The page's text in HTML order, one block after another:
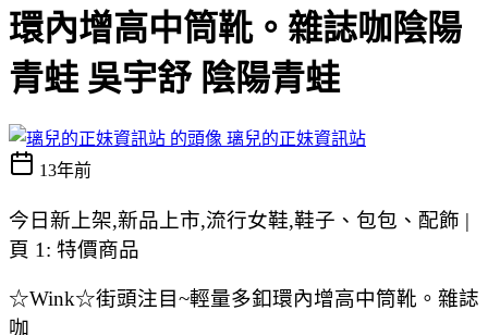
環內增高中筒靴。雜誌咖陰陽
青蛙 吳宇舒 陰陽青蛙
璃兒的正妹資訊站
13年前
今日新上架,新品上市,流行女鞋,鞋子、包包、配飾 |
頁 1: 特價商品
☆Wink☆街頭注目~輕量多釦環內增高中筒靴。雜誌
咖